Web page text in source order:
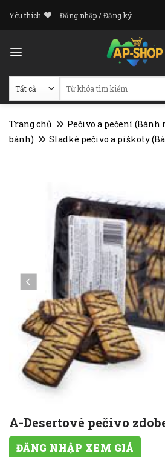
Yêu thích Đăng nhập / Đăng ký
Trang chủ
Pečivo a pečení
bánh)
Sladké pečivo a piškoty
A-Desertové pečivo
ĐĂNG NHẬP XEM GIÁ